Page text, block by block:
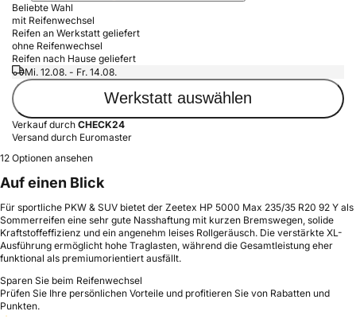
Beliebte Wahl
mit Reifenwechsel
Reifen an Werkstatt geliefert
ohne Reifenwechsel
Reifen nach Hause geliefert
Mi. 12.08. - Fr. 14.08.
Werkstatt auswählen
Verkauf durch CHECK24
Versand durch Euromaster
12 Optionen ansehen
Auf einen Blick
Für sportliche PKW & SUV bietet der Zeetex HP 5000 Max 235/35 R20 92 Y als
Sommerreifen eine sehr gute Nasshaftung mit kurzen Bremswegen, solide
Kraftstoffeffizienz und ein angenehm leises Rollgeräusch. Die verstärkte XL-
Ausführung ermöglicht hohe Traglasten, während die Gesamtleistung eher
funktional als premiumorientiert ausfällt.
Sparen Sie beim Reifenwechsel
Prüfen Sie Ihre persönlichen Vorteile und profitieren Sie von Rabatten und
Punkten.